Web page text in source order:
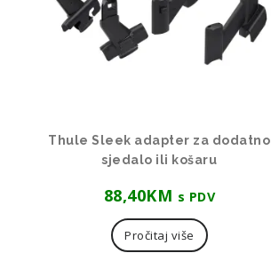
Thule Sleek adapter za dodatno
sjedalo ili košaru
88,40KM s PDV
Pročitaj više